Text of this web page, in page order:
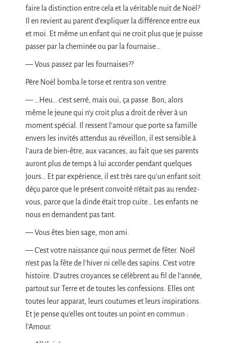
faire la distinction entre cela et la véritable nuit de Noël?
Il en revient au parent d’expliquer la différence entre eux
et moi. Et même un enfant qui ne croit plus que je puisse
passer par la cheminée ou par la fournaise…
— Vous passez par les fournaises??
Père Noël bomba le torse et rentra son ventre.
— …Heu… c’est serré, mais oui, ça passe. Bon, alors
même le jeune qui n’y croit plus a droit de rêver à un
moment spécial. Il ressent l’amour que porte sa famille
envers les invités attendus au réveillon, il est sensible à
l’aura de bien-être, aux vacances, au fait que ses parents
auront plus de temps à lui accorder pendant quelques
jours… Et par expérience, il est très rare qu’un enfant soit
déçu parce que le présent convoité n’était pas au rendez-
vous, parce que la dinde était trop cuite… Les enfants ne
nous en demandent pas tant.
— Vous êtes bien sage, mon ami.
— C’est votre naissance qui nous permet de fêter. Noël
n’est pas la fête de l’hiver ni celle des sapins. C’est votre
histoire. D’autres croyances se célèbrent au fil de l’année,
partout sur Terre et de toutes les confessions. Elles ont
toutes leur apparat, leurs coutumes et leurs inspirations.
Et je pense qu’elles ont toutes un point en commun :
l’Amour.